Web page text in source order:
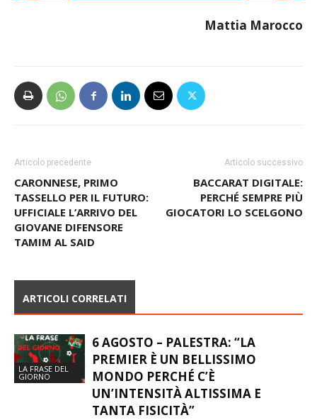
Mattia Marocco
Articolo precedente
CARONNESE, PRIMO
TASSELLO PER IL FUTURO:
UFFICIALE L’ARRIVO DEL
GIOVANE DIFENSORE
TAMIM AL SAID
Articolo successivo
BACCARAT DIGITALE:
PERCHÉ SEMPRE PIÙ
GIOCATORI LO SCELGONO
ARTICOLI CORRELATI
LA FRASE DEL
GIORNO
6 AGOSTO – PALESTRA: “LA
PREMIER È UN BELLISSIMO
MONDO PERCHÉ C’È
UN’INTENSITÀ ALTISSIMA E
TANTA FISICITÀ”